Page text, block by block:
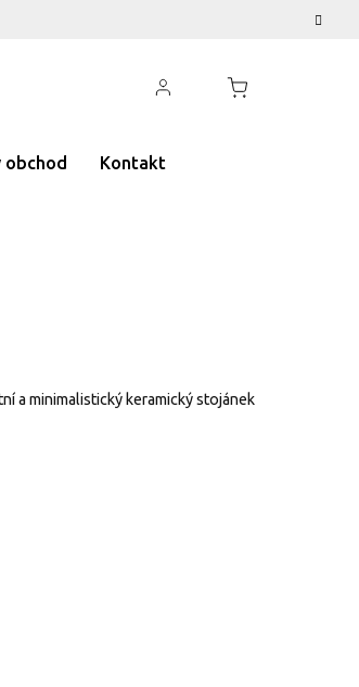
obchod Kontakt
a minimalistický keramický stojánek